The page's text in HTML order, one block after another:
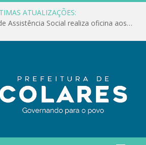
ATUALIZAÇÕES:
Conselho Municipal de Assistência Social realiza oficina aos servidores